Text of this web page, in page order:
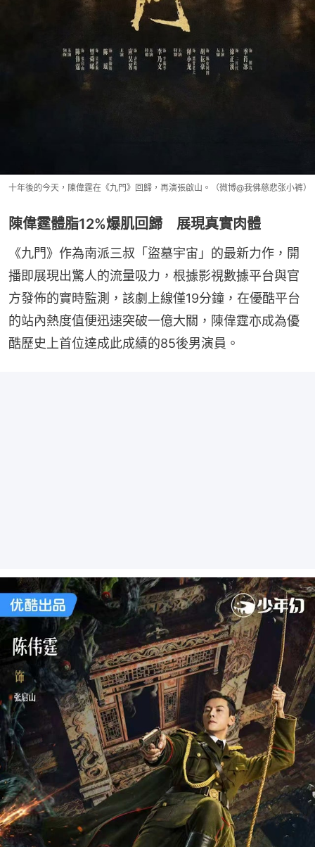
十年後的今天，陳偉霆在《九門》回歸，再演張啟山。（微博@我佛慈悲张小裤）
陳偉霆體脂12%爆肌回歸 展現真實肉體
《九門》作為南派三叔「盜墓宇宙」的最新力作，開
播即展現出驚人的流量吸力，根據影視數據平台與官
方發佈的實時監測，該劇上線僅19分鐘，在優酷平台
的站內熱度值便迅速突破一億大關，陳偉霆亦成為優
酷歷史上首位達成此成績的85後男演員。